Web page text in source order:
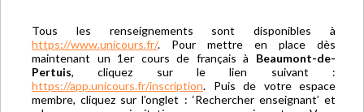
Tous les renseignements sont disponibles à
https://www.unicours.fr/. Pour mettre en place dès
maintenant un 1er cours de français à Beaumont-de-
Pertuis, cliquez sur le lien suivant :
https://app.unicours.fr/inscription. Puis de votre espace
membre, cliquez sur l’onglet : ‘Rechercher enseignant’ et